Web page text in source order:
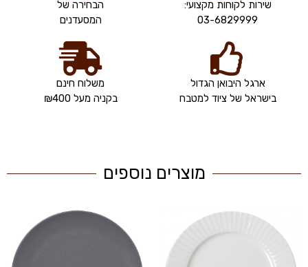
שירות לקוחות מקצועי:
03-6829999
הבחירה של
המסעדנים
ארגל היבואן הגדול
בישראל של ציוד למטבח
משלוח חינם
בקניה מעל ₪400
מוצרים נוספים